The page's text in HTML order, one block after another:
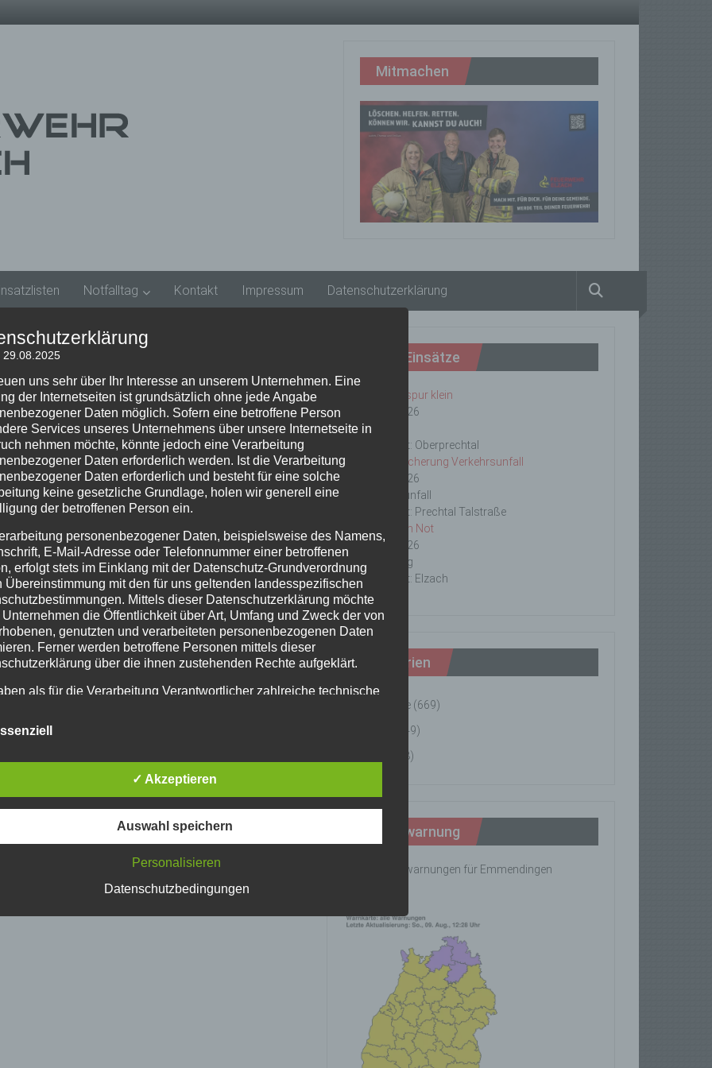
Mitmachen
Notfalltag Kontakt Impressum Datenschutzerklärung
über der Straße.
Technische Hilfeleistung
Letzte Einsätze
ABC-1, Ölspur klein
23/06/2026
Ölspur
Einsatzort: Oberprechtal
TH 2 Absicherung Verkehrsunfall
20/06/2026
Verkehrsunfall
Einsatzort: Prechtal Talstraße
TH1 Tier in Not
18/06/2026
Tierrettung
Einsatzort: Elzach
Kategorien
Einsätze (669)
(49)
(8)
Wetterwarnung
Keine Wetterwarnungen für Emmendingen
29.08.2025
uns sehr über Ihr Interesse an unserem Unternehmen. Eine
der Internetseiten ist grundsätzlich ohne jede Angabe
Daten möglich. Sofern eine betroffene Person
Services unseres Unternehmens über unsere Internetseite in
nehmen möchte, könnte jedoch eine Verarbeitung
Daten erforderlich werden. Ist die Verarbeitung
Daten erforderlich und besteht für eine solche
keine gesetzliche Grundlage, holen wir generell eine
der betroffenen Person ein.
personenbezogener Daten, beispielsweise des Namens,
E-Mail-Adresse oder Telefonnummer einer betroffenen
erfolgt stets im Einklang mit der Datenschutz-Grundverordnung
Übereinstimmung mit den für uns geltenden landesspezifischen
Mittels dieser Datenschutzerklärung möchte
Unternehmen die Öffentlichkeit über Art, Umfang und Zweck der von
genutzten und verarbeiteten personenbezogenen Daten
Ferner werden betroffene Personen mittels dieser
über die ihnen zustehenden Rechte aufgeklärt.
als für die Verarbeitung Verantwortlicher zahlreiche technische
Schutz der über diese Internetseite verarbeiteten
Daten sicherzustellen. Dennoch können
Grund steht es jeder betroffenen Person frei,
an uns zu übermitteln.
Richtlinien- und Verordnungsgeber beim Erlass der Datenschutz-
für die Öffentlichkeit als auch für unsere Kunden und Geschäftspartner
lesbar und verständlich sein. Um dies zu gewährleisten, möchten wir vorab
✓ Akzeptieren
Auswahl speichern
Personalisieren
Datenschutzbedingungen